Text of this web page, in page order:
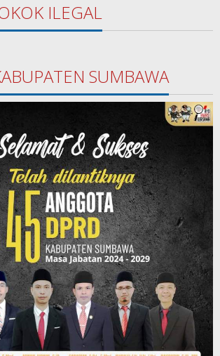
ILEGAL
SUMBAWA